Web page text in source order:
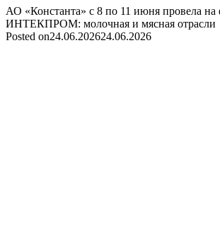
АО «Константа» с 8 по 11 июня провела на
ИНТЕКПРОМ: молочная и мясная отрасли
Posted on24.06.202624.06.2026